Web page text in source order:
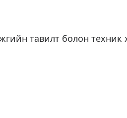
тавилт болон техник